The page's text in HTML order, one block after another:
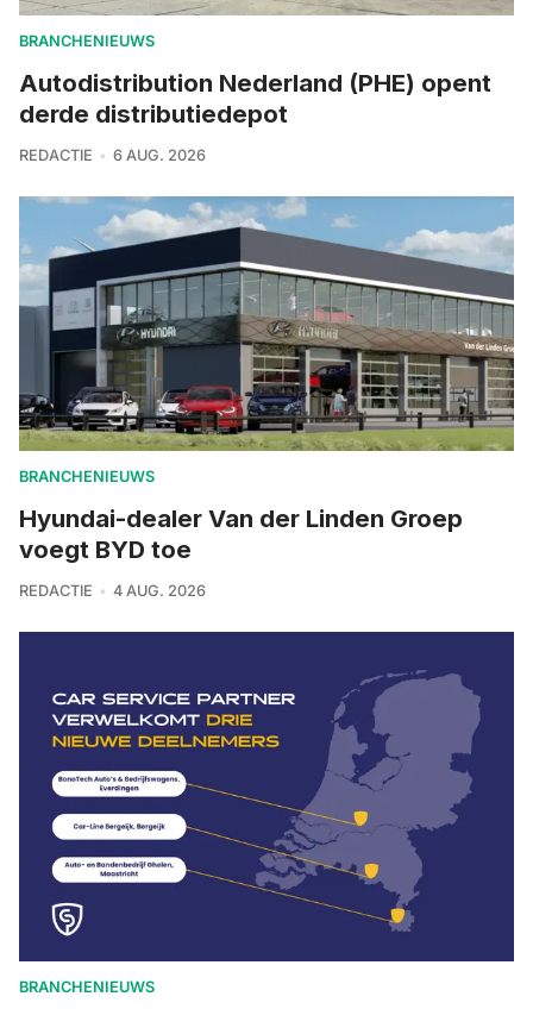
BRANCHENIEUWS
Autodistribution Nederland (PHE) opent
derde distributiedepot
REDACTIE 6 AUG. 2026
BRANCHENIEUWS
Hyundai-dealer Van der Linden Groep
voegt BYD toe
REDACTIE 4 AUG. 2026
BRANCHENIEUWS